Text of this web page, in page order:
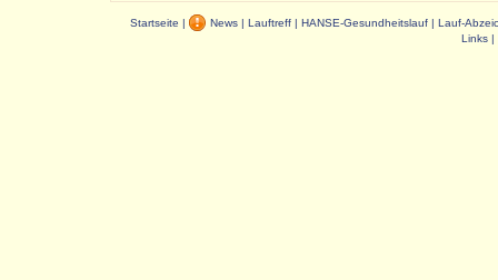
Startseite | News | Lauftreff | HANSE-Gesundheitslauf | Lauf-
Links |